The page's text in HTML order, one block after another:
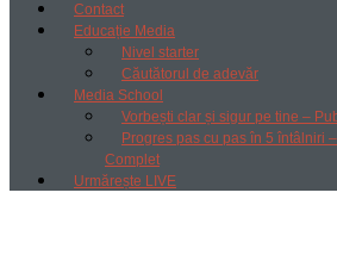
Contact
Educație Media
Nivel starter
Căutătorul de adevăr
Media School
Vorbești clar și sigur pe tine –
Progres pas cu pas în 5 întâlniri
Complet
Urmărește LIVE